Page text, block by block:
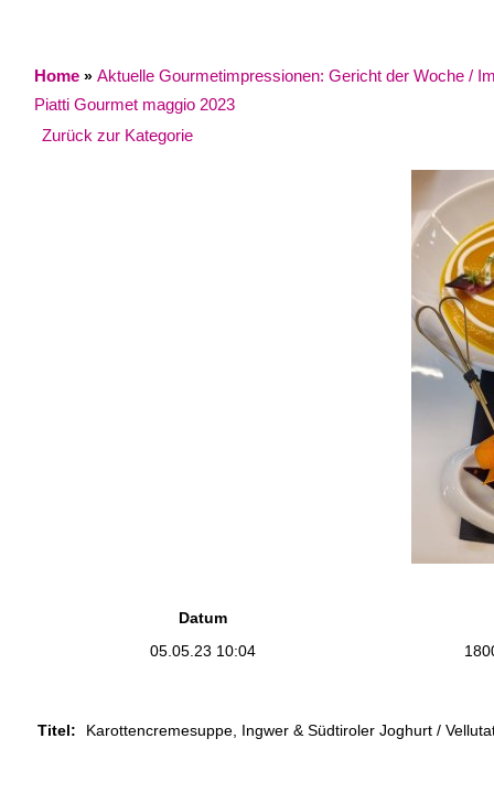
Home » Aktuelle Gourmetimpressionen: Gericht der Woche /
Piatti Gourmet maggio 2023
Zurück zur Kategorie
Datum
05.05.23 10:04
Titel: Karottencremesuppe, Ingwer & Südtiroler Joghurt /